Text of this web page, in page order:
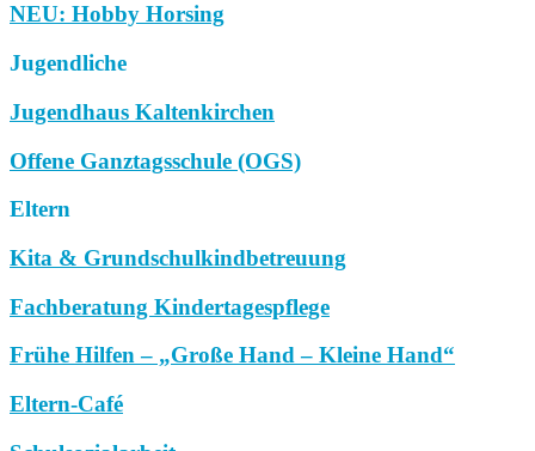
NEU: Hobby Horsing
Jugendliche
Jugendhaus Kaltenkirchen
Offene Ganztagsschule (OGS)
Eltern
Kita & Grundschulkindbetreuung
Fachberatung Kindertagespflege
Frühe Hilfen – „Große Hand – Kleine Hand“
Eltern-Café